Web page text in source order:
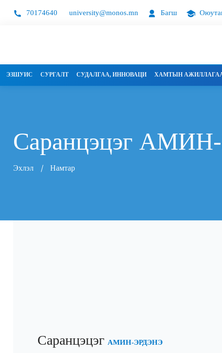
70174640 university@monos.mn Багш
ЭЗШУИС СУРГАЛТ СУДАЛГАА, ИННОВАЦИ ХАМТЫН
Саранцэцэг
Эхлэл Намтар
Саранцэцэг АМИН-ЭРДЭНЭ